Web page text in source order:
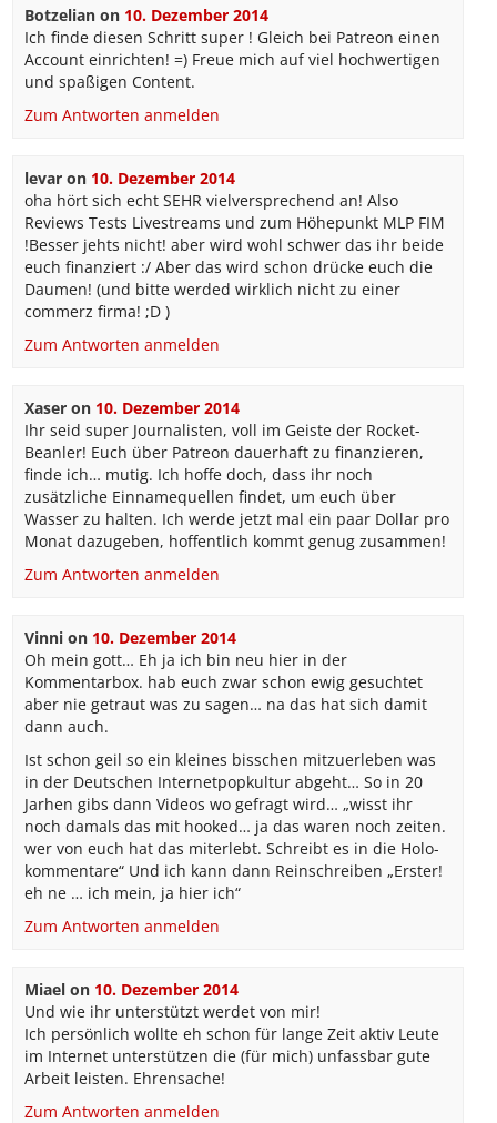
Botzelianon 10. Dezember 2014
Ich finde diesen Schritt super ! Gleich bei Patreon einen
Account einrichten! =) Freue mich auf viel hochwertigen
und spaßigen Content.
Zum Antworten anmelden
levaron 10. Dezember 2014
oha hört sich echt SEHR vielversprechend an! Also
Reviews Tests Livestreams und zum Höhepunkt MLP FIM
!Besser jehts nicht! aber wird wohl schwer das ihr beide
euch finanziert :/ Aber das wird schon drücke euch die
Daumen! (und bitte werded wirklich nicht zu einer
commerz firma! ;D )
Zum Antworten anmelden
Xaseron 10. Dezember 2014
Ihr seid super Journalisten, voll im Geiste der Rocket-
Beanler! Euch über Patreon dauerhaft zu finanzieren,
finde ich… mutig. Ich hoffe doch, dass ihr noch
zusätzliche Einnamequellen findet, um euch über
Wasser zu halten. Ich werde jetzt mal ein paar Dollar pro
Monat dazugeben, hoffentlich kommt genug zusammen!
Zum Antworten anmelden
Vinnion 10. Dezember 2014
Oh mein gott… Eh ja ich bin neu hier in der
Kommentarbox. hab euch zwar schon ewig gesuchtet
aber nie getraut was zu sagen… na das hat sich damit
dann auch.
Ist schon geil so ein kleines bisschen mitzuerleben was
in der Deutschen Internetpopkultur abgeht… So in 20
Jarhen gibs dann Videos wo gefragt wird… „wisst ihr
noch damals das mit hooked… ja das waren noch zeiten.
wer von euch hat das miterlebt. Schreibt es in die Holo-
kommentare“ Und ich kann dann Reinschreiben „Erster!
eh ne … ich mein, ja hier ich“
Zum Antworten anmelden
Miaelon 10. Dezember 2014
Und wie ihr unterstützt werdet von mir!
Ich persönlich wollte eh schon für lange Zeit aktiv Leute
im Internet unterstützen die (für mich) unfassbar gute
Arbeit leisten. Ehrensache!
Zum Antworten anmelden